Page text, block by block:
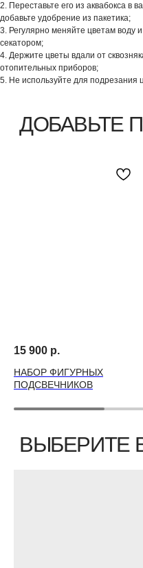
2. Переставьте его из аквабокса в
добавьте удобрение из пакетика;
3. Регулярно меняйте цветам воду
секатором;
4. Держите цветы вдали от
отопительных приборов;
5. Не используйте для подрезания
15 900 р.
НАБОР ФИГУРНЫХ
ПОДСВЕЧНИКОВ
ВЫБЕРИТЕ ВАЗУ